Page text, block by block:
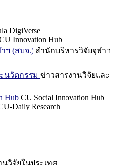
DigiVerse
CU Innovation Hub
ฯ (สบจ.) สำนักบริหารวิจัยจุฬาฯ
นวัตกรรม ข่าวสารงานวิจัยและ
Hub CU Social Innovation Hub
Daily Research
นวิจัยในประเทศ